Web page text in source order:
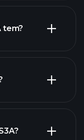
tem?